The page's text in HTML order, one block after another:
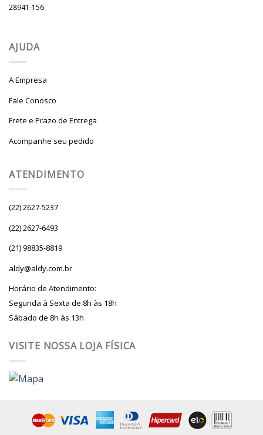
28941-156
AJUDA
A Empresa
Fale Conosco
Frete e Prazo de Entrega
Acompanhe seu pedido
ATENDIMENTO
(22) 2627-5237
(22) 2627-6493
(21) 98835-8819
aldy@aldy.com.br
Horário de Atendimento:
Segunda à Sexta de 8h às 18h
Sábado de 8h às 13h
VISITE NOSSA LOJA FÍSICA